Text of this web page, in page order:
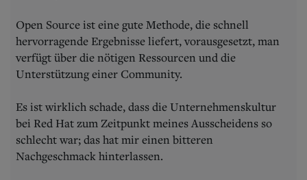
Open Source ist eine gute Methode, die schnell
hervorragende Ergebnisse liefert, vorausgesetzt, man
verfügt über die nötigen Ressourcen und die
Unterstützung einer Community.
Es ist wirklich schade, dass die Unternehmenskultur
bei Red Hat zum Zeitpunkt meines Ausscheidens so
schlecht war; das hat mir einen bitteren
Nachgeschmack hinterlassen.